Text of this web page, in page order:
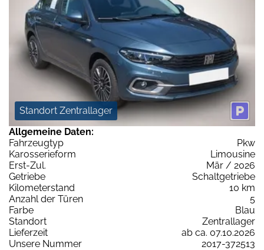
Standort Zentrallager
Allgemeine Daten:
Fahrzeugtyp
Pkw
Karosserieform
Limousine
Erst-Zul.
Mär / 2026
Getriebe
Schaltgetriebe
Kilometerstand
10 km
Anzahl der Türen
5
Farbe
Blau
Standort
Zentrallager
Lieferzeit
ab ca. 07.10.2026
Unsere Nummer
2017-372513